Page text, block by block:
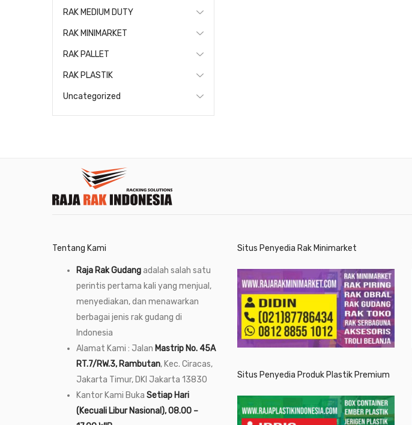
RAK MEDIUM DUTY
RAK MINIMARKET
RAK PALLET
RAK PLASTIK
Uncategorized
Tentang Kami
Raja Rak Gudangadalah salah satu
perintis pertama kali yang menjual,
menyediakan, dan menawarkan
berbagai jenis rak gudang di
Indonesia
Alamat Kami : Jalan Mastrip No. 45A
RT.7/RW.3, Rambutan, Kec. Ciracas,
Jakarta Timur, DKI Jakarta 13830
Kantor Kami Buka Setiap Hari
(Kecuali Libur Nasional), 08.00 –
Situs Penyedia Rak Minimarket
Situs Penyedia Produk Plastik Premium